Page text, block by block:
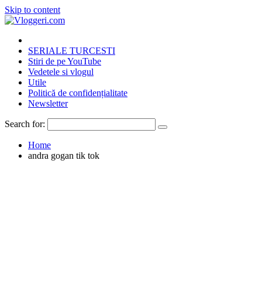
Skip to content
SERIALE TURCESTI
Stiri de pe YouTube
Vedetele si vlogul
Utile
Politică de confidențialitate
Newsletter
Search for:
Home
andra gogan tik tok